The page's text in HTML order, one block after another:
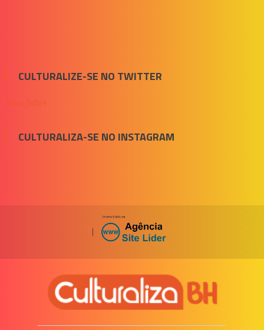
CULTURALIZE-SE NO TWITTER
Meus Tuítes
CULTURALIZA-SE NO INSTAGRAM
|